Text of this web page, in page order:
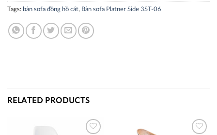
Tags: bàn sofa đồng hồ cát, Bàn sofa Platner Side 3ST-06
RELATED PRODUCTS